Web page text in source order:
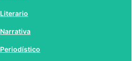
Literario
Narrativa
Periodístico